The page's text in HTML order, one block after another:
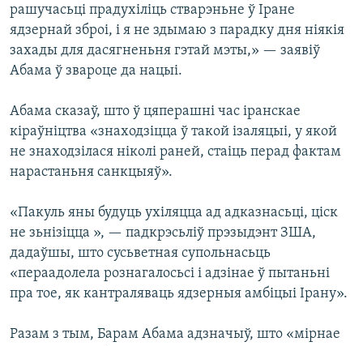
рашучасьці прадухіліць стварэньне ў Іране
ядзернай зброі, і я не здымаю з парадку дня ніякія
захады для дасягненьня гэтай мэты,» — заявіў
Абама ў звароце да нацыі.
Абама сказаў, што ў цяперашні час іранскае
кіраўніцтва «знаходзіцца ў такой ізаляцыі, у якой
не знаходзілася ніколі раней, стаіць перад фактам
нарастаньня санкцыяў».
«Пакуль яны будуць ухіляцца ад адказнасьці, ціск
не зьнізіцца », — падкрэсьліў прэзыдэнт ЗША,
дадаўшы, што сусьветная супольнасьць
«пераадолела рознагалосьсі і адзінае ў пытаньні
пра тое, як кантраляваць ядзерныя амбіцыі Ірану».
Разам з тым, Барам Абама адзначыў, што «мірнае